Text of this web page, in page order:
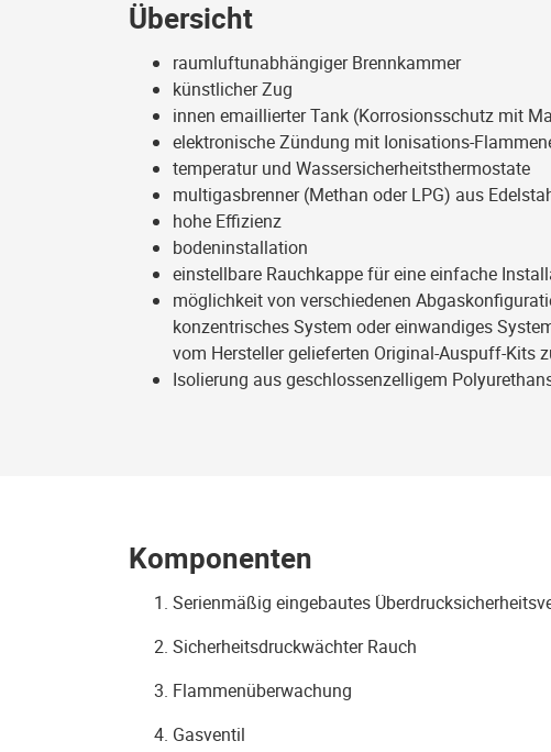
Übersicht
raumluftunabhängiger Brennkammer
künstlicher Zug
innen emaillierter Tank (Korrosionsschutz mit
elektronische Zündung mit Ionisations-
temperatur und Wassersicherheitsthermostate
multigasbrenner (Methan oderLPG) aus
hohe Effizienz
bodeninstallation
einstellbare Rauchkappe für eine einfache
möglichkeit von verschiedenen
konzentrisches System oder einwandiges
vom Hersteller gelieferten Original-Auspuff-Kits
Isolierung aus geschlossenzelligem
Komponenten
Serienmäßig eingebautes
Sicherheitsdruckwächter Rauch
Flammenüberwachung
Gasventil